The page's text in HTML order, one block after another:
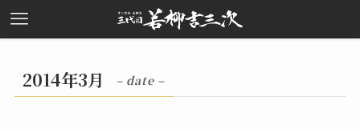
2014年3月 – date –